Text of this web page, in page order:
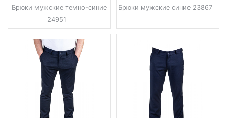
Брюки мужские темно-синие
24951
Брюки мужские синие 23867